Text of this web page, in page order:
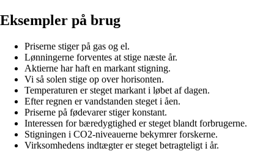
Eksempler på brug
Priserne stiger på gas og el.
Lønningerne forventes at stige næste år.
Aktierne har haft en markant stigning.
Vi så solen stige op over horisonten.
Temperaturen er steget markant i løbet af dagen.
Efter regnen er vandstanden steget i åen.
Priserne på fødevarer stiger konstant.
Interessen for bæredygtighed er steget blandt forbrugerne.
Stigningen i CO2-niveauerne bekymrer forskerne.
Virksomhedens indtægter er steget betragteligt i år.